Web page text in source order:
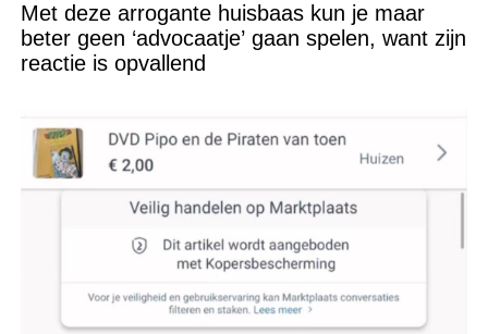
Met deze arrogante huisbaas kun je maar
beter geen ‘advocaatje’ gaan spelen, want zijn
reactie is opvallend